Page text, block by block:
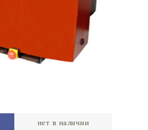
нет в наличии